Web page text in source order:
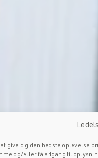
at give dig den bedste oplevelse
og/eller få adgang til